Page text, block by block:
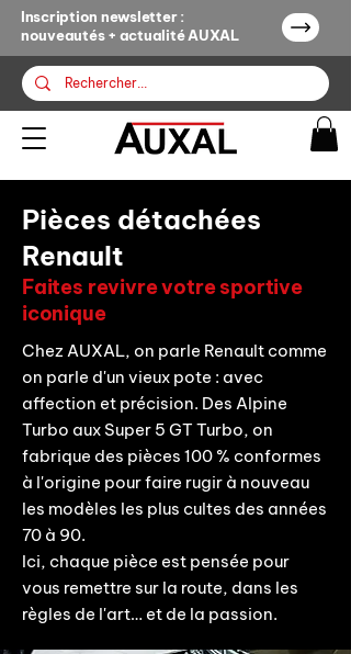
Inscription newsletter :
nouveautés + actualité AUXAL
Pièces détachées
Renault
Faites revivre votre sportive
iconique
Chez AUXAL, on parle Renault comme
on parle d'un vieux pote : avec
affection et précision. Des Alpine
Turbo aux Super 5 GT Turbo, on
fabrique des pièces 100 % conformes
à l'origine pour faire rugir à nouveau
les modèles les plus cultes des années
70 à 90.
Ici, chaque pièce est pensée pour
vous remettre sur la route, dans les
règles de l'art… et de la passion.